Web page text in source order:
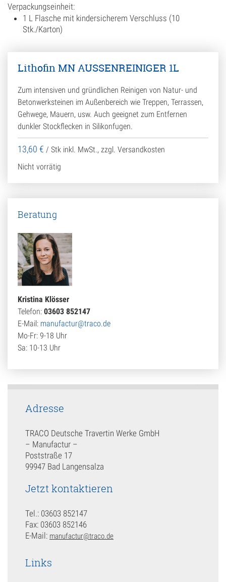
Verpackungseinheit:
1 L Flasche mit kindersicherem Verschluss (10
Stk./Karton)
Lithofin MN AUSSENREINIGER 1L
Zum intensiven und gründlichen Reinigen von Natur- und
Betonwerksteinen im Außenbereich wie Treppen, Terrassen,
Gehwege, Mauern, usw. Auch geeignet zum Entfernen
dunkler Stockflecken in Silikonfugen.
13,60 € / Stk inkl. MwSt., zzgl. Versandkosten
Nicht vorrätig
Beratung
Kristina Klösser
Telefon: 03603 852147
E-Mail: manufactur@traco.de
Mo-Fr: 9-18 Uhr
Sa: 10-13 Uhr
Adresse
TRACO Deutsche Travertin Werke GmbH
– Manufactur –
Poststraße 17
99947 Bad Langensalza
Jetzt kontaktieren
Tel.: 03603 852147
Fax: 03603 852146
E-Mail: manufactur@traco.de
Links